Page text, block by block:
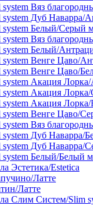
Вяз
Дуб Наварра/
Белый/Серый
Вяз
Белый/
Венге Цаво/
Венге Цаво/
Акация
Акация
Акация
Венге Цаво/
Вяз
Дуб Наварра/
Дуб Наварра/
Белый/Белый
Эстетика/Estetica
Латте
Латте
Слим Систем/Slim